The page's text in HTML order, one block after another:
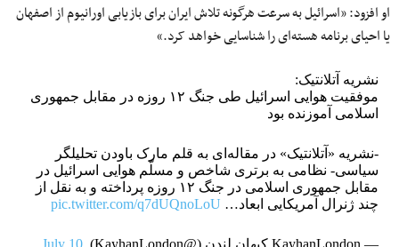
او افزود: «اسرائیل به سرعت هرگونه تلاش ایران برای بازیابی اورانیوم از اصفهان
یا احیای برنامه هسته‌ای را شناسایی خواهد کرد.»
نشریه آتلانتیک:
موفقیت هوایی اسرائیل طی جنگ ۱۲ روزه در مقابل جمهوری
اسلامی آموزنده بود
-نشریه «آتلانتیک» در مقاله‌ای به قلم مارک باودن تحلیلگر
سیاسی- نظامی به برتری شاخص و مسلّم هوایی اسرائیل در
مقابل جمهوری اسلامی در جنگ ۱۲ روزه پرداخته و به نقل از
چند ژنرال آمریکایی ابعاد… pic.twitter.com/q7dUQnoLoU
— KayhanLondon کیهان لندن (@KayhanLondon) July 10,